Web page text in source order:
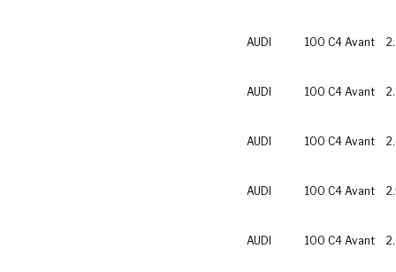
AUDI 100 C4 Avant
AUDI 100 C4 Avant
AUDI 100 C4 Avant
AUDI 100 C4 Avant
AUDI 100 C4 Avant